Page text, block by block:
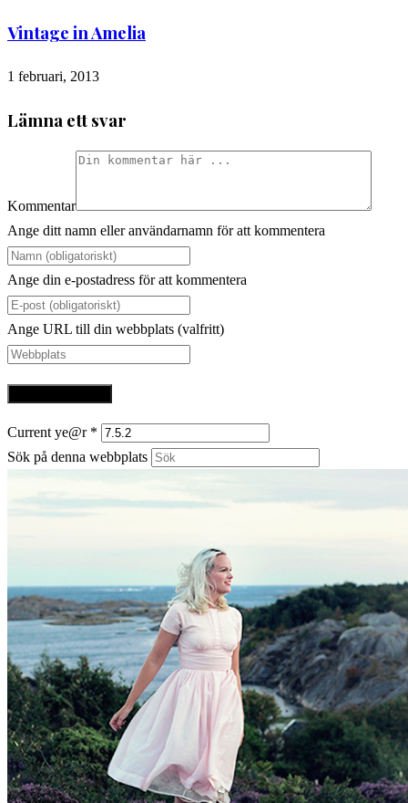
Vintage in Amelia
1 februari, 2013
Lämna ett svar
Kommentar
Ange ditt namn eller användarnamn för att kommentera
Ange din e-postadress för att kommentera
Ange URL till din webbplats (valfritt)
Current ye@r *
Sök på denna webbplats